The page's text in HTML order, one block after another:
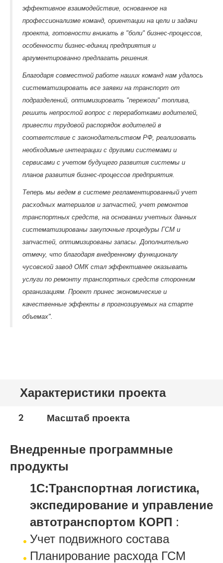
эффективное взаимодействие, основанное на
профессионализме команд, ориентации на цели и задачи
проекта, готовности вникать в "боли" бизнес-процессов,
особенности бизнес-единиц предприятия и
аргументированно предлагать решения.
Благодаря совместной работе наших команд нам удалось
систематизировать все заявки на транспорт от
подразделений, оптимизировать "пережоги" топлива,
решить непростой вопрос с переработками водителей,
привести трудовой распорядок водителей в
соответствие с законодательством РФ, реализовать
необходимые интеграции с другими системами и
сервисами с учетом будущего развития системы и
планов развития бизнес-процессов предприятия.
Теперь мы ведем в системе регламентированный учет
расходных материалов и запчастей, учет ремонтов
транспортных средств, на основании учетных данных
систематизированы закупочные процедуры ГСМ и
запчастей, оптимизированы запасы. Дополнительно
отмечу, что благодаря внедренному функционалу
чусовской завод ОМК стал эффективнее оказывать
услуги по ремонту транспортных средств сторонним
организациям. Проект принес экономические и
качественные эффекты в прогнозируемых на старте
объемах".
Характеристики проекта
2 Масштаб проекта
Внедренные программные
продукты
1С:Транспортная логистика,
экспедирование и управление
автотранспортом КОРП :
Учет подвижного состава
Планирование расхода ГСМ